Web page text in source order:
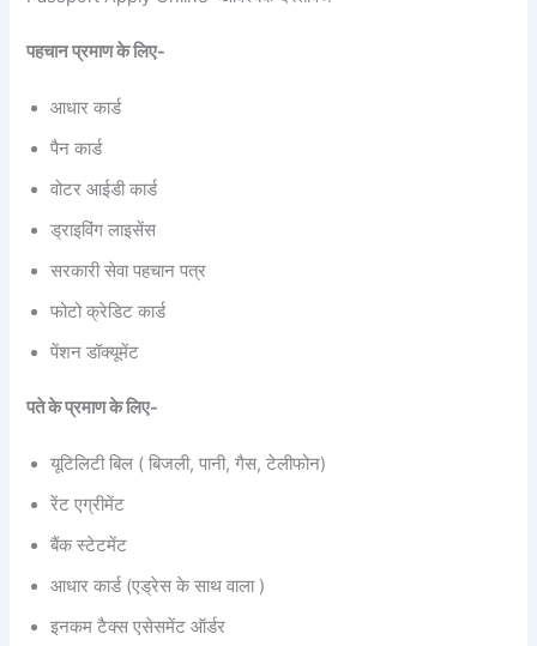
पहचान प्रमाण के लिए-
आधार कार्ड
पैन कार्ड
वोटर आईडी कार्ड
ड्राइविंग लाइसेंस
सरकारी सेवा पहचान पत्र
फोटो क्रेडिट कार्ड
पेंशन डॉक्यूमेंट
पते के प्रमाण के लिए-
यूटिलिटी बिल ( बिजली, पानी, गैस, टेलीफोन)
रेंट एग्रीमेंट
बैंक स्टेटमेंट
आधार कार्ड (एड्रेस के साथ वाला )
इनकम टैक्स एसेसमेंट ऑर्डर